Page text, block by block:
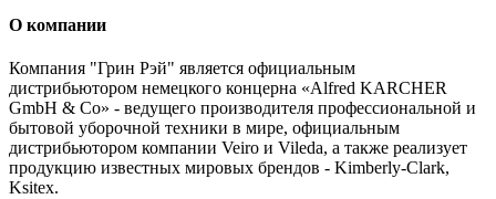
О компании
Компания "Грин Рэй" является официальным
дистрибьютором немецкого концерна «Alfred KARCHER
GmbH & Co» - ведущего производителя профессиональной и
бытовой уборочной техники в мире, официальным
дистрибьютором компании Veiro и Vileda, а также реализует
продукцию известных мировых брендов - Kimberly-Clark,
Ksitex.